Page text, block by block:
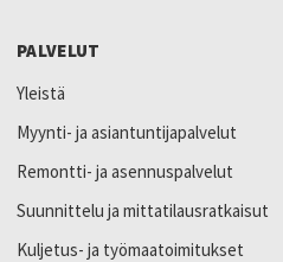
PALVELUT
Yleistä
Myynti- ja asiantuntijapalvelut
Remontti- ja asennuspalvelut
Suunnittelu ja mittatilausratkaisut
Kuljetus- ja työmaatoimitukset